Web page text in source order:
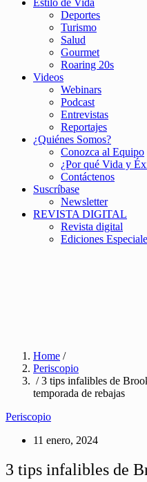
Estilo de Vida
Deportes
Turismo
Salud
Gourmet
Roaring 20s
Videos
Webinars
Podcast
Entrevistas
Reportajes
¿Quiénes Somos?
Conozca al Equipo
¿Por qué Vida y
Contáctenos
Suscríbase
Newsletter
REVISTA DIGITAL
Revista digital
Ediciones
Home /
Periscopio
/ 3 tips infalibles de
temporada de rebajas
Periscopio
11 enero, 2024
3 tips infalibles de